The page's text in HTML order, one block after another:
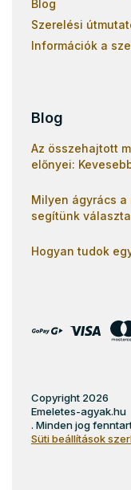
Blog
Szerelési
Információk a
Blog
Az összehajtott
előnyei:
Milyen ágyrács a
segítünk
Hogyan tudok
Copyright 2026
Emeletes-agyak.hu
. Minden jog
Süti beállítások